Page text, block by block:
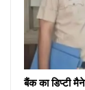
बैंक का डिप्टी